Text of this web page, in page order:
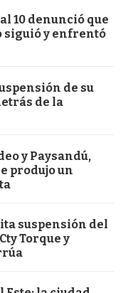
10 denunció que
siguió y enfrentó
de su
de la
y Paysandú,
produjo un
suspensión del
Torque y